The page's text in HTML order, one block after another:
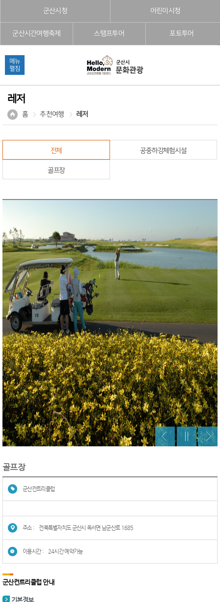
군산시청 어린이시청
군산시간여행축제 스탬프투어 포토투어
메뉴
펼침
레저
홈 추천여행 레저
전체 공중하강체험시설
골프장
골프장
군산컨트리클럽
주소 : 전북특별자치도 군산시 옥서면 남군산로 1685
이용시간 : 24시간 예약가능
군산컨트리클럽 안내
기본정보